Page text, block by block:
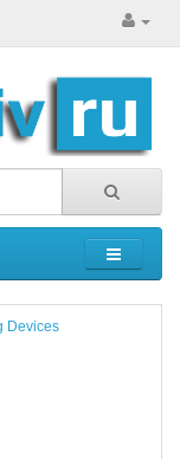
Devices